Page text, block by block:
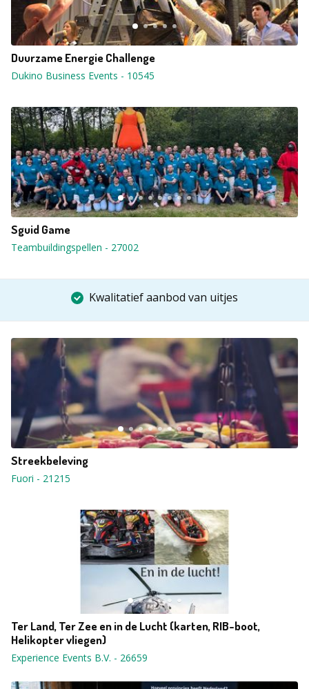
Duurzame Energie Challenge
Dukino Business Events - 10545
Sguid Game
Teambuildingspellen - 27002
Kwalitatief aanbod van uitjes
Streekbeleving
Fuori - 21215
Ter Land, Ter Zee en in de Lucht (karten, RIB-boot,
Helikopter vliegen)
Experience Events B.V. - 26659